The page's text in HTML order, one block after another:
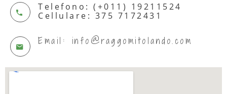
Telefono: (+011) 19211524
Cellulare: 375 7172431
Email: info@raggomitolando.com